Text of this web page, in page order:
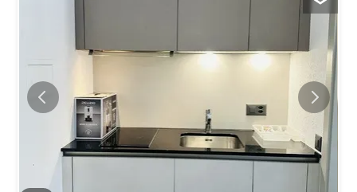
compléter : 1 cave 1 local à ski Un projet de place de parc
est en cours de discussion avec la commune. Vendable
en résidence secondaire et aux étrangers